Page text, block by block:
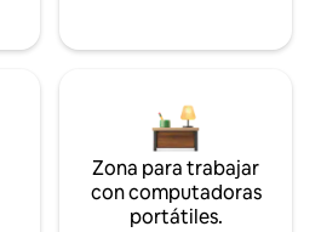
Zona para trabajar
con computadoras
portátiles.